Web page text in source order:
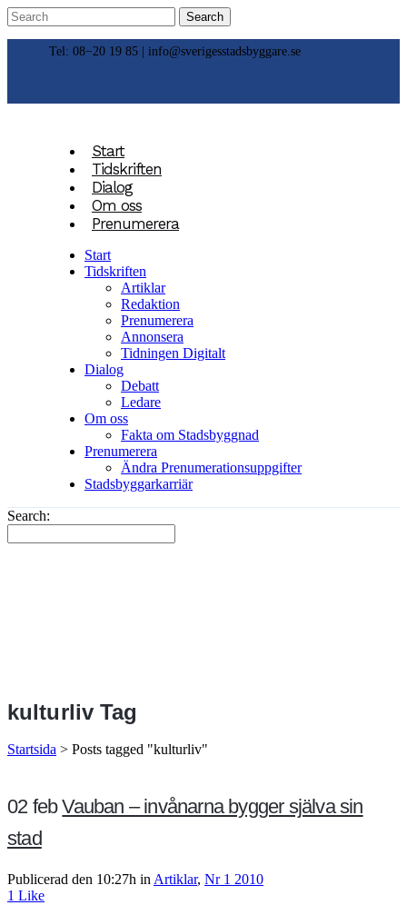
Tel: 08−20 19 85 | info@sverigesstadsbyggare.se
Start
Tidskriften
Dialog
Om oss
Prenumerera
Start
Tidskriften
Artiklar
Redaktion
Prenumerera
Annonsera
Tidningen Digitalt
Dialog
Debatt
Ledare
Om oss
Fakta om Stadsbyggnad
Prenumerera
Ändra Prenumerationsuppgifter
Stadsbyggarkarriär
Search:
kulturliv Tag
Startsida > Posts tagged "kulturliv"
02 feb Vauban – invånarna bygger själva sin
stad
Publicerad den 10:27h in Artiklar, Nr 1 2010
1 Like